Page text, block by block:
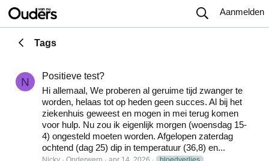
Aanmelden
Tags
N
Positieve test?
Hi allemaal, We proberen al geruime tijd zwanger te
worden, helaas tot op heden geen succes. Al bij het
ziekenhuis geweest en mogen in mei terug komen
voor hulp. Nu zou ik eigenlijk morgen (woensdag 15-
4) ongesteld moeten worden. Afgelopen zaterdag
ochtend (dag 25) dip in temperatuur (36,8) en...